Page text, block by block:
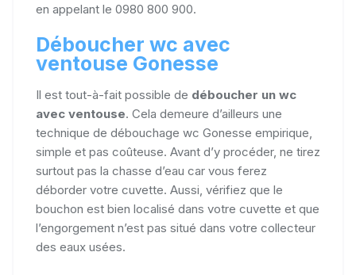
en appelant le 0980 800 900.
Déboucher wc avec
ventouse Gonesse
Il est tout-à-fait possible de déboucher un wc
avec ventouse. Cela demeure d’ailleurs une
technique de débouchage wc Gonesse empirique,
simple et pas coûteuse. Avant d’y procéder, ne tirez
surtout pas la chasse d’eau car vous ferez
déborder votre cuvette. Aussi, vérifiez que le
bouchon est bien localisé dans votre cuvette et que
l’engorgement n’est pas situé dans votre collecteur
des eaux usées.